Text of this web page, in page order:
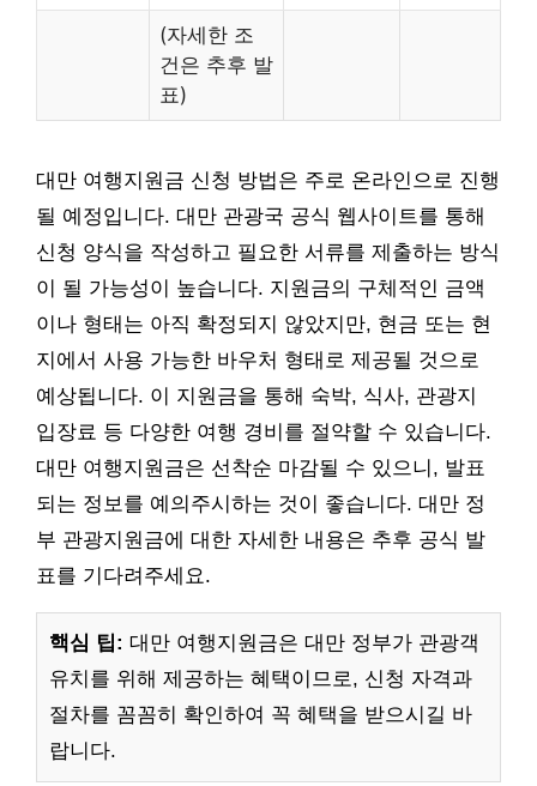
(자세한 조
건은 추후 발
표)
대만 여행지원금 신청 방법은 주로 온라인으로 진행
될 예정입니다. 대만 관광국 공식 웹사이트를 통해
신청 양식을 작성하고 필요한 서류를 제출하는 방식
이 될 가능성이 높습니다. 지원금의 구체적인 금액
이나 형태는 아직 확정되지 않았지만, 현금 또는 현
지에서 사용 가능한 바우처 형태로 제공될 것으로
예상됩니다. 이 지원금을 통해 숙박, 식사, 관광지
입장료 등 다양한 여행 경비를 절약할 수 있습니다.
대만 여행지원금은 선착순 마감될 수 있으니, 발표
되는 정보를 예의주시하는 것이 좋습니다. 대만 정
부 관광지원금에 대한 자세한 내용은 추후 공식 발
표를 기다려주세요.
핵심 팁: 대만 여행지원금은 대만 정부가 관광객
유치를 위해 제공하는 혜택이므로, 신청 자격과
절차를 꼼꼼히 확인하여 꼭 혜택을 받으시길 바
랍니다.